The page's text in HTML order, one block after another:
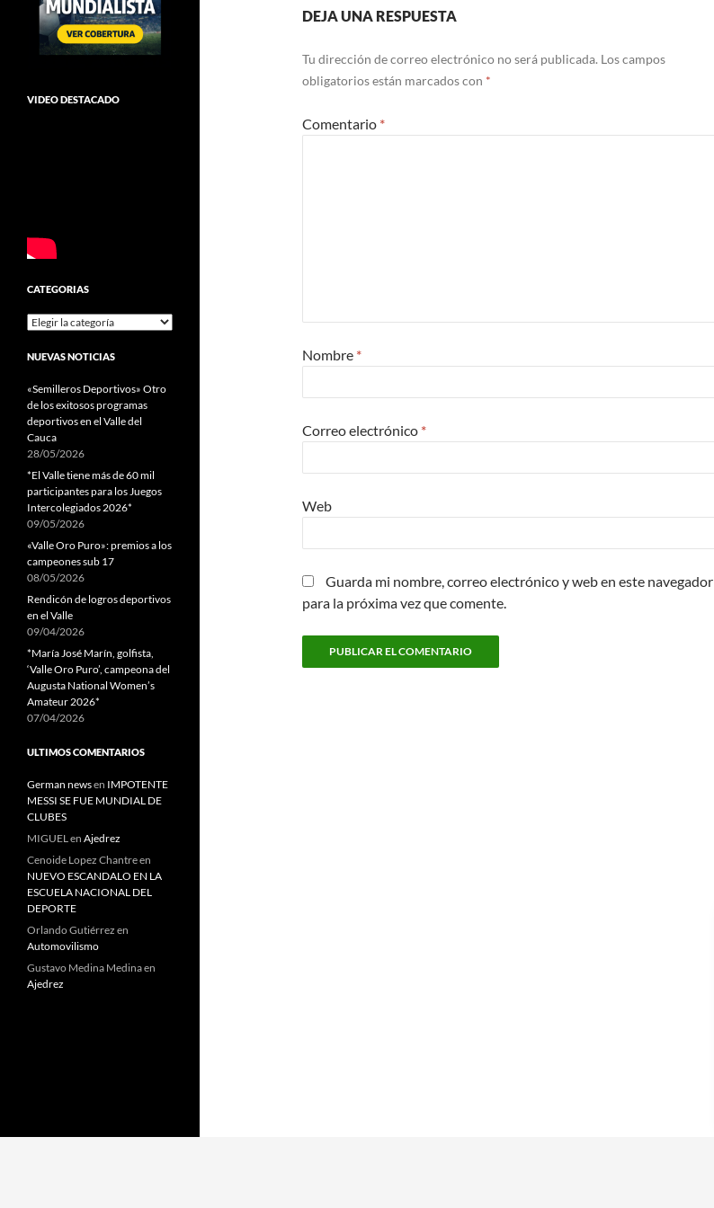
DEJA UNA RESPUESTA
Tu dirección de correo electrónico no será publicada. Los campos
obligatorios están marcados con *
Comentario *
Nombre *
Correo electrónico *
Web
Guarda mi nombre, correo electrónico y web en este navegador
para la próxima vez que comente.
VIDEO DESTACADO
CATEGORIAS
Categorias
NUEVAS NOTICIAS
«Semilleros Deportivos» Otro
de los exitosos programas
deportivos en el Valle del
Cauca
28/05/2026
*El Valle tiene más de 60 mil
participantes para los Juegos
Intercolegiados 2026*
09/05/2026
«Valle Oro Puro»: premios a los
campeones sub 17
08/05/2026
Rendicón de logros deportivos
en el Valle
09/04/2026
*María José Marín, golfista,
‘Valle Oro Puro’, campeona del
Augusta National Women’s
Amateur 2026*
07/04/2026
ULTIMOS COMENTARIOS
German newsen IMPOTENTE
MESSI SE FUE MUNDIAL DE
CLUBES
MIGUELen Ajedrez
Cenoide Lopez Chantreen
NUEVO ESCANDALO EN LA
ESCUELA NACIONAL DEL
DEPORTE
Orlando Gutiérrez en
Automovilismo
Gustavo Medina Medinaen
Ajedrez